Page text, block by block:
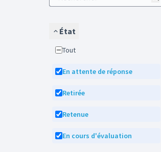
État
Tout
En attente de réponse
Retirée
Retenue
En cours d'évaluation